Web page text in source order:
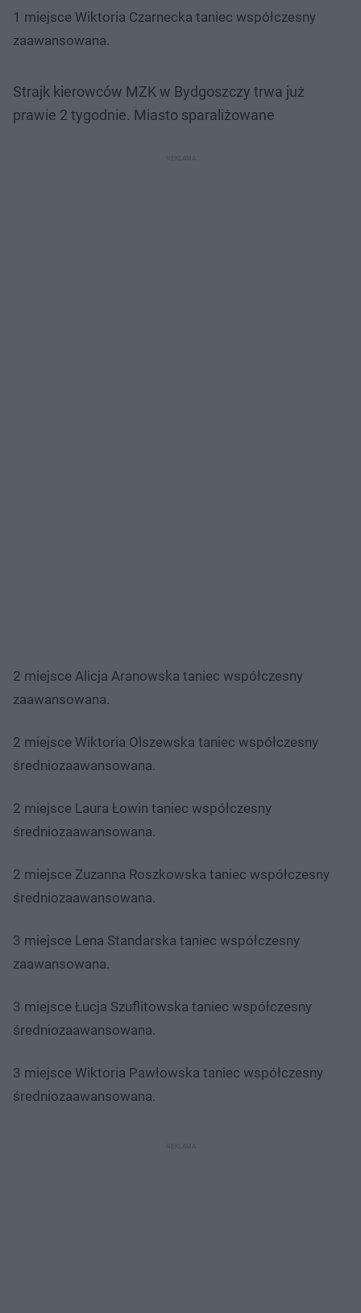
1 miejsce Wiktoria Czarnecka taniec współczesny
zaawansowana.
Strajk kierowców MZK w Bydgoszczy trwa już
prawie 2 tygodnie. Miasto sparaliżowane
2 miejsce Alicja Aranowska taniec współczesny
zaawansowana.
2 miejsce Wiktoria Olszewska taniec współczesny
średniozaawansowana.
2 miejsce Laura Łowin taniec współczesny
średniozaawansowana.
2 miejsce Zuzanna Roszkowska taniec współczesny
średniozaawansowana.
3 miejsce Lena Standarska taniec współczesny
zaawansowana.
3 miejsce Łucja Szuflitowska taniec współczesny
średniozaawansowana.
3 miejsce Wiktoria Pawłowska taniec współczesny
średniozaawansowana.